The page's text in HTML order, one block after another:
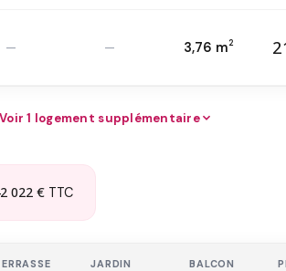
— — 3,76 m2
Voir 1 logement supplémentaire
022 € TTC
JARDIN BALCON